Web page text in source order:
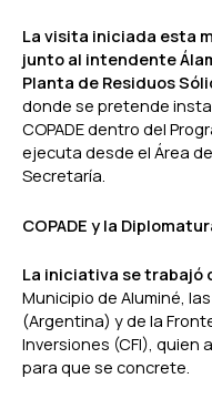
La visita iniciada esta
junto al intendente
Planta de Residuos
donde se pretende
COPADE dentro del
ejecuta desde el Área
Secretaría.
COPADE y la
La iniciativa se trabajó
Municipio de Aluminé,
(Argentina) y de la
Inversiones (CFI),
para que se concrete.